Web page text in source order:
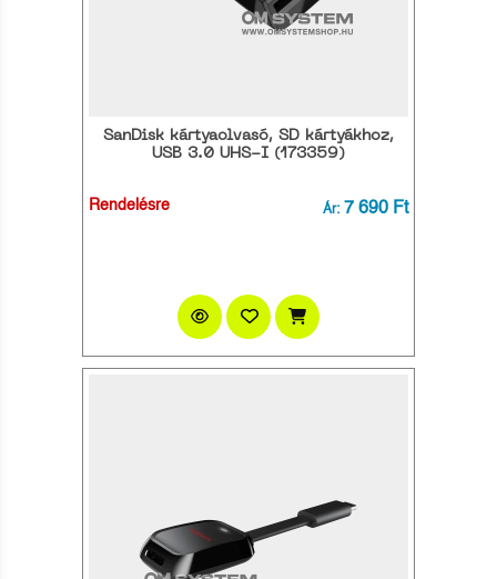
SanDisk kártyaolvasó, SD kártyákhoz,
USB 3.0 UHS-I (173359)
Rendelésre Ár: 7 690 Ft